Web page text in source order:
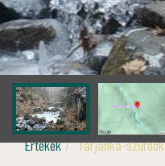
Értékek Tarjánka-szurdok